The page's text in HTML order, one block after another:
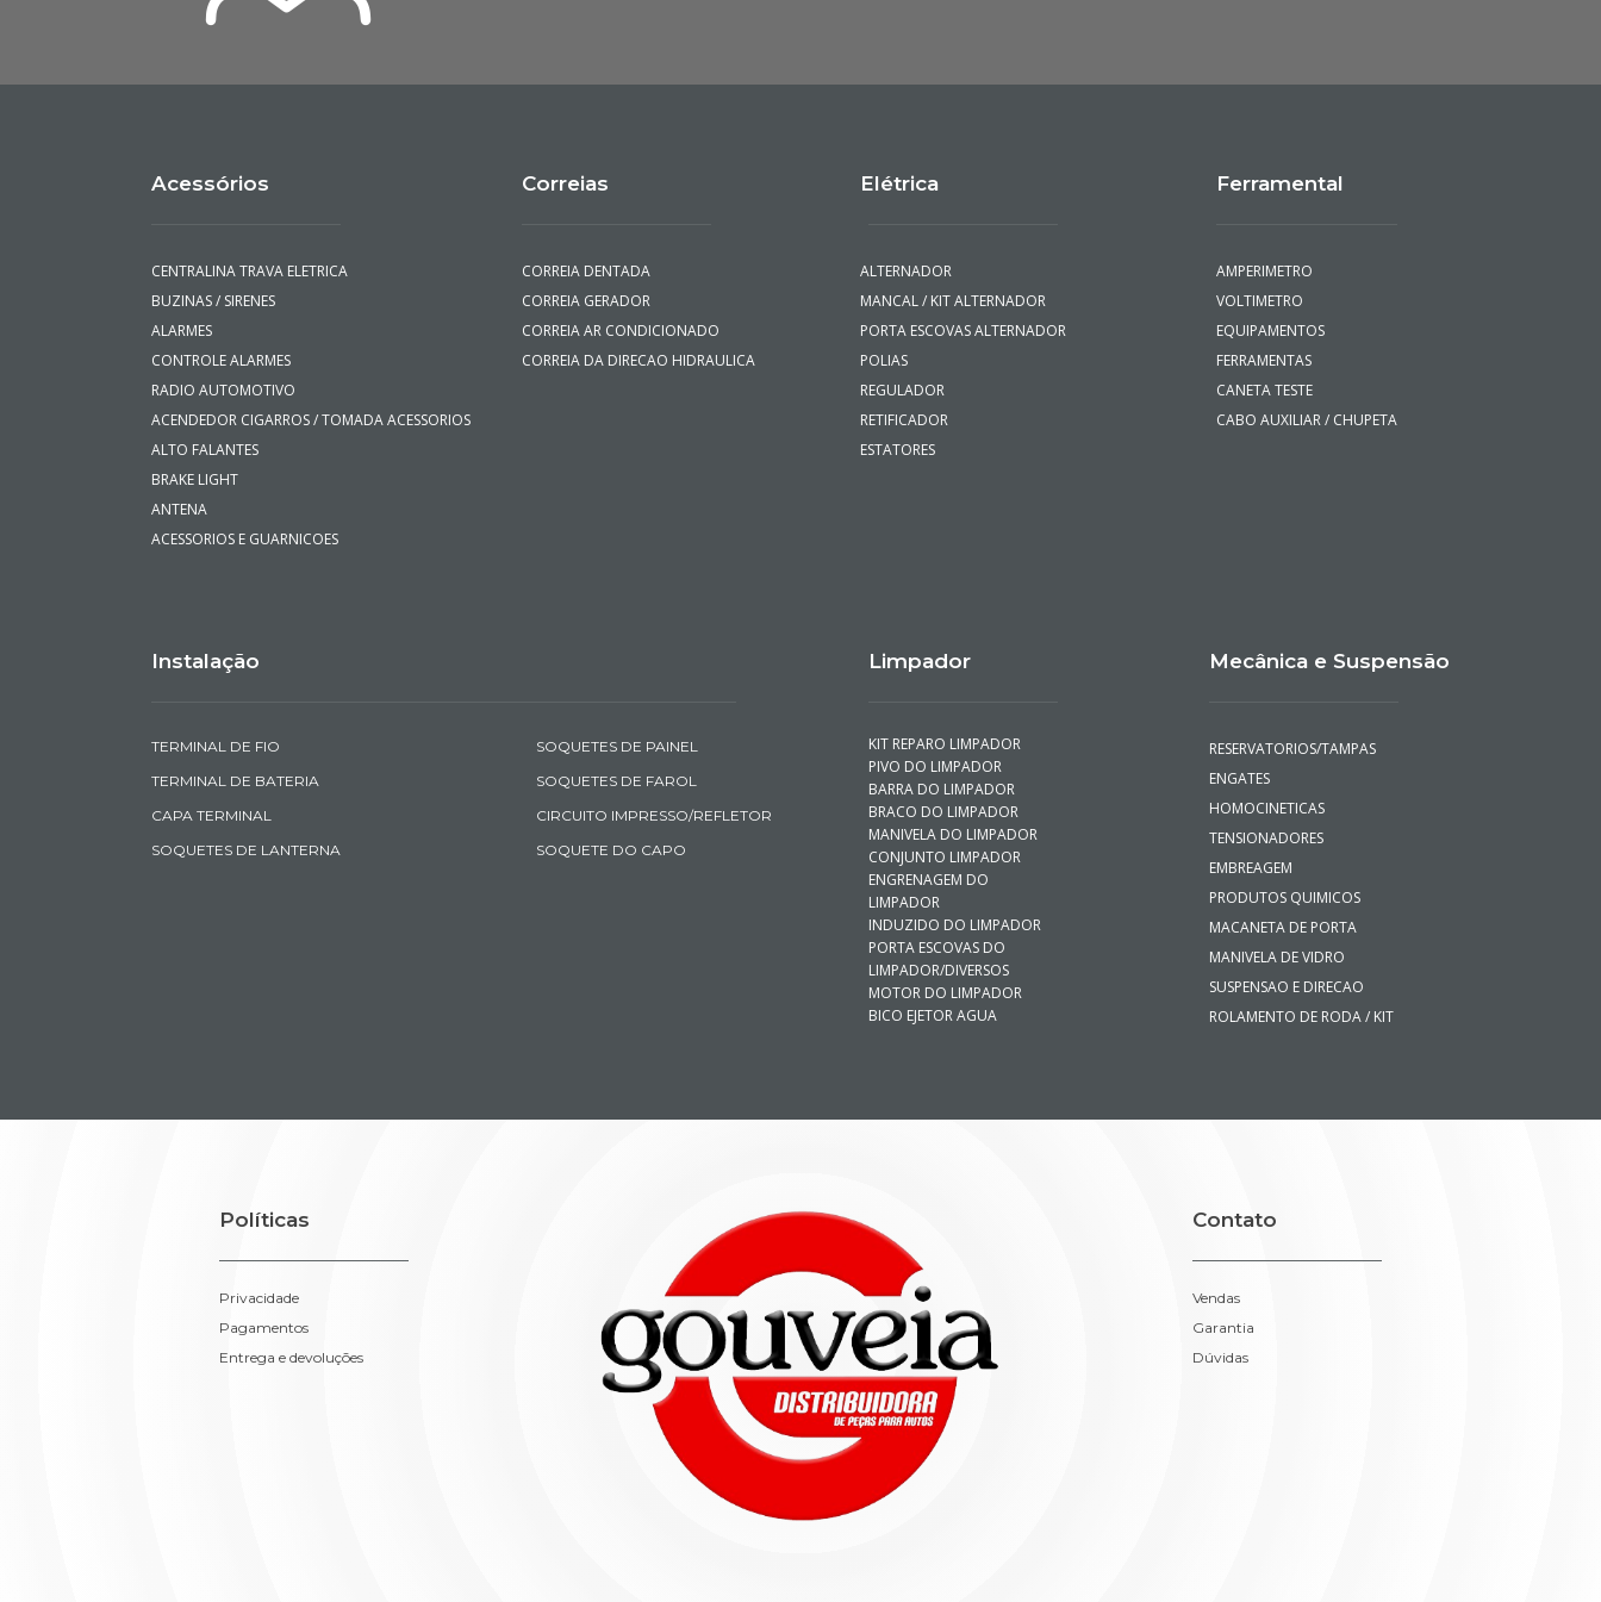
Acessórios
CENTRALINA TRAVA ELETRICA
BUZINAS / SIRENES
ALARMES
CONTROLE ALARMES
RADIO AUTOMOTIVO
ACENDEDOR CIGARROS / TOMADA ACESSORIOS
ALTO FALANTES
BRAKE LIGHT
ANTENA
ACESSORIOS E GUARNICOES
Correias
CORREIA DENTADA
CORREIA GERADOR
CORREIA AR CONDICIONADO
CORREIA DA DIRECAO HIDRAULICA
Elétrica
ALTERNADOR
MANCAL / KIT ALTERNADOR
PORTA ESCOVAS ALTERNADOR
POLIAS
REGULADOR
RETIFICADOR
ESTATORES
Ferramental
AMPERIMETRO
VOLTIMETRO
EQUIPAMENTOS
FERRAMENTAS
CANETA TESTE
CABO AUXILIAR / CHUPETA
Instalação
TERMINAL DE FIO
TERMINAL DE BATERIA
CAPA TERMINAL
SOQUETES DE LANTERNA
SOQUETES DE PAINEL
SOQUETES DE FAROL
CIRCUITO IMPRESSO/REFLETOR
SOQUETE DO CAPO
Limpador
KIT REPARO LIMPADOR
PIVO DO LIMPADOR
BARRA DO LIMPADOR
BRACO DO LIMPADOR
MANIVELA DO LIMPADOR
CONJUNTO LIMPADOR
ENGRENAGEM DO
LIMPADOR
INDUZIDO DO LIMPADOR
PORTA ESCOVAS DO
LIMPADOR/DIVERSOS
MOTOR DO LIMPADOR
BICO EJETOR AGUA
Mecânica e Suspensão
RESERVATORIOS/TAMPAS
ENGATES
HOMOCINETICAS
TENSIONADORES
EMBREAGEM
PRODUTOS QUIMICOS
MACANETA DE PORTA
MANIVELA DE VIDRO
SUSPENSAO E DIRECAO
ROLAMENTO DE RODA / KIT
Políticas
Privacidade
Pagamentos
Entrega e devoluções
Contato
Vendas
Garantia
Dúvidas